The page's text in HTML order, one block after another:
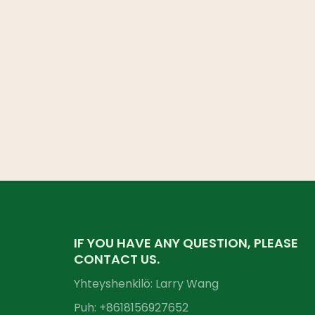
IF YOU HAVE ANY QUESTION, PLEASE
CONTACT US.
Yhteyshenkilö: Larry Wang
Puh: +8618156927652